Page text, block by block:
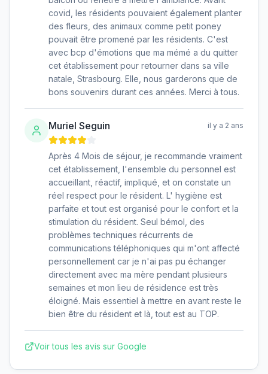
covid, les résidents pouvaient également planter
des fleurs, des animaux comme petit poney
pouvait être promené par les résidents. C'est
avec bcp d'émotions que ma mémé a du quitter
cet établissement pour retourner dans sa ville
natale, Strasbourg. Elle, nous garderons que de
bons souvenirs durant ces années. Merci à tous.
Muriel Seguin il y a 2 ans
Après 4 Mois de séjour, je recommande vraiment
cet établissement, l'ensemble du personnel est
accueillant, réactif, impliqué, et on constate un
réel respect pour le résident. L' hygiène est
parfaite et tout est organisé pour le confort et la
stimulation du résident. Seul bémol, des
problèmes techniques récurrents de
communications téléphoniques qui m'ont affecté
personnellement car je n'ai pas pu échanger
directement avec ma mère pendant plusieurs
semaines et mon lieu de résidence est très
éloigné. Mais essentiel à mettre en avant reste le
bien être du résident et là, tout est au TOP.
Voir tous les avis sur Google